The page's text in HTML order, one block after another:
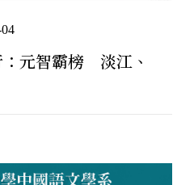
元智霸榜 淡江、